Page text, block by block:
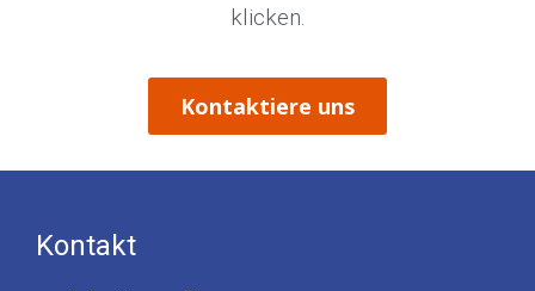
klicken.
Kontaktiere uns
Kontakt